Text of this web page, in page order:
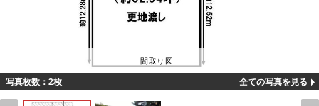
間取り図 -
写真枚数：2枚 全ての写真を見る